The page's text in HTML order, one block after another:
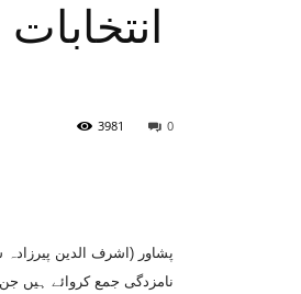
0
3981
نامزدگی جمع کروائے ہیں جن میں 1090خواتین